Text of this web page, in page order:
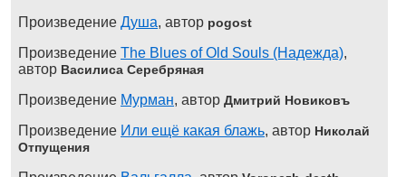
Произведение Душа, автор pogost
Произведение The Blues of Old Souls (Надежда),
автор Василиса Серебряная
Произведение Мурман, автор Дмитрий Новиковъ
Произведение Или ещё какая блажь, автор Николай
Отпущения